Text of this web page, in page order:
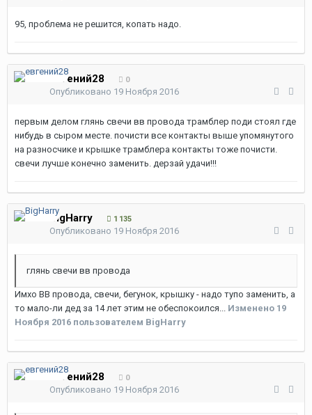
95, проблема не решится, копать надо.
евгений28 0
Опубликовано 19 Ноября 2016
первым делом глянь свечи вв провода трамблер поди стоял где
нибудь в сыром месте. почисти все контакты выше упомянутого
на разносчике и крышке трамблера контакты тоже почисти.
свечи лучше конечно заменить. дерзай удачи!!!
BigHarry 1 135
Опубликовано 19 Ноября 2016
глянь свечи вв провода
Имхо ВВ провода, свечи, бегунок, крышку - надо тупо заменить, а
то мало-ли дед за 14 лет этим не обеспокоился... Изменено 19
Ноября 2016 пользователем BigHarry
евгений28 0
Опубликовано 19 Ноября 2016